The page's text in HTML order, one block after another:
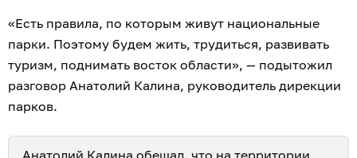
«Есть правила, по которым живут национальные
парки. Поэтому будем жить, трудиться, развивать
туризм, поднимать восток области», — подытожил
разговор Анатолий Калина, руководитель дирекции
парков.